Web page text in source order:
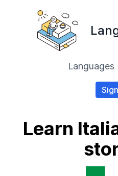
Languages
Learn